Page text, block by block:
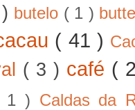
butelo ( 1 )
( 41 )
( 3 ) café (
1 ) Caldas da